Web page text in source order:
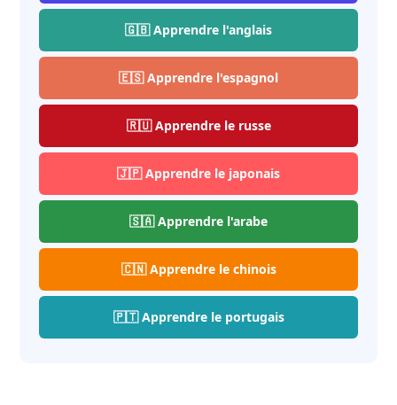
🇬🇧 Apprendre l'anglais
🇪🇸 Apprendre l'espagnol
🇷🇺 Apprendre le russe
🇯🇵 Apprendre le japonais
🇸🇦 Apprendre l'arabe
🇨🇳 Apprendre le chinois
🇵🇹 Apprendre le portugais